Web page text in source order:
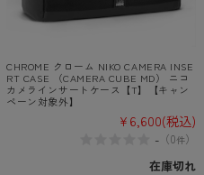
CHROME クローム NIKO CAMERA INSE
RT CASE （CAMERA CUBE MD） ニコ
カメラインサートケース【T】【キャン
ペーン対象外】
¥6,600(税込)
- （0件）
在庫切れ